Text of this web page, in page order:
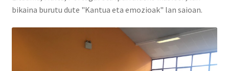
bikaina burutu dute "Kantua eta emozioak" lan saioan.